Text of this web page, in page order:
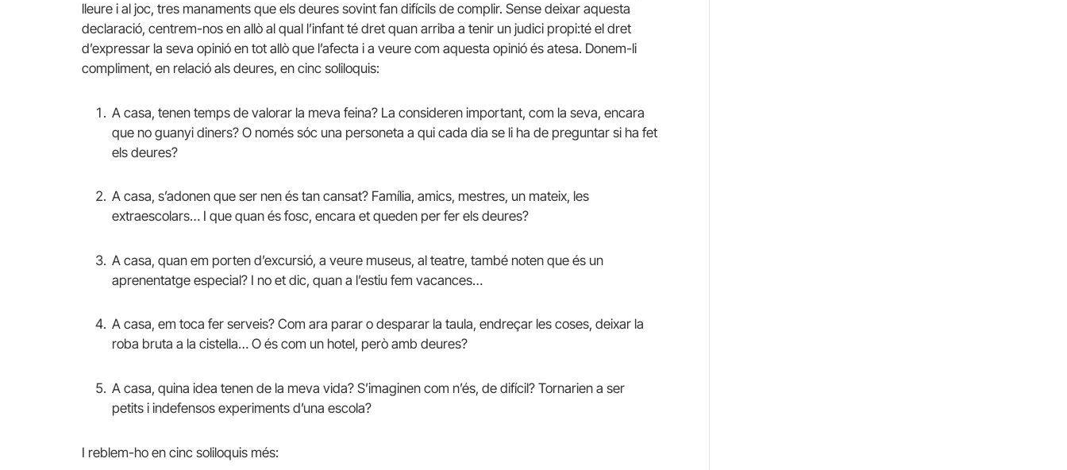
lleure i al joc, tres manaments que els deures sovint fan difícils de complir. Sense deixar aquesta
declaració, centrem-nos en allò al qual l’infant té dret quan arriba a tenir un judici propi:té el dret
d’expressar la seva opinió en tot allò que l’afecta i a veure com aquesta opinió és atesa. Donem-li
compliment, en relació als deures, en cinc soliloquis:
A casa, tenen temps de valorar la meva feina? La consideren important, com la seva, encara
que no guanyi diners? O només sóc una personeta a qui cada dia se li ha de preguntar si ha fet
els deures?
A casa, s’adonen que ser nen és tan cansat? Família, amics, mestres, un mateix, les
extraescolars… I que quan és fosc, encara et queden per fer els deures?
A casa, quan em porten d’excursió, a veure museus, al teatre, també noten que és un
aprenentatge especial? I no et dic, quan a l’estiu fem vacances…
A casa, em toca fer serveis? Com ara parar o desparar la taula, endreçar les coses, deixar la
roba bruta a la cistella… O és com un hotel, però amb deures?
A casa, quina idea tenen de la meva vida? S’imaginen com n’és, de difícil? Tornarien a ser
petits i indefensos experiments d’una escola?
I reblem-ho en cinc soliloquis més: